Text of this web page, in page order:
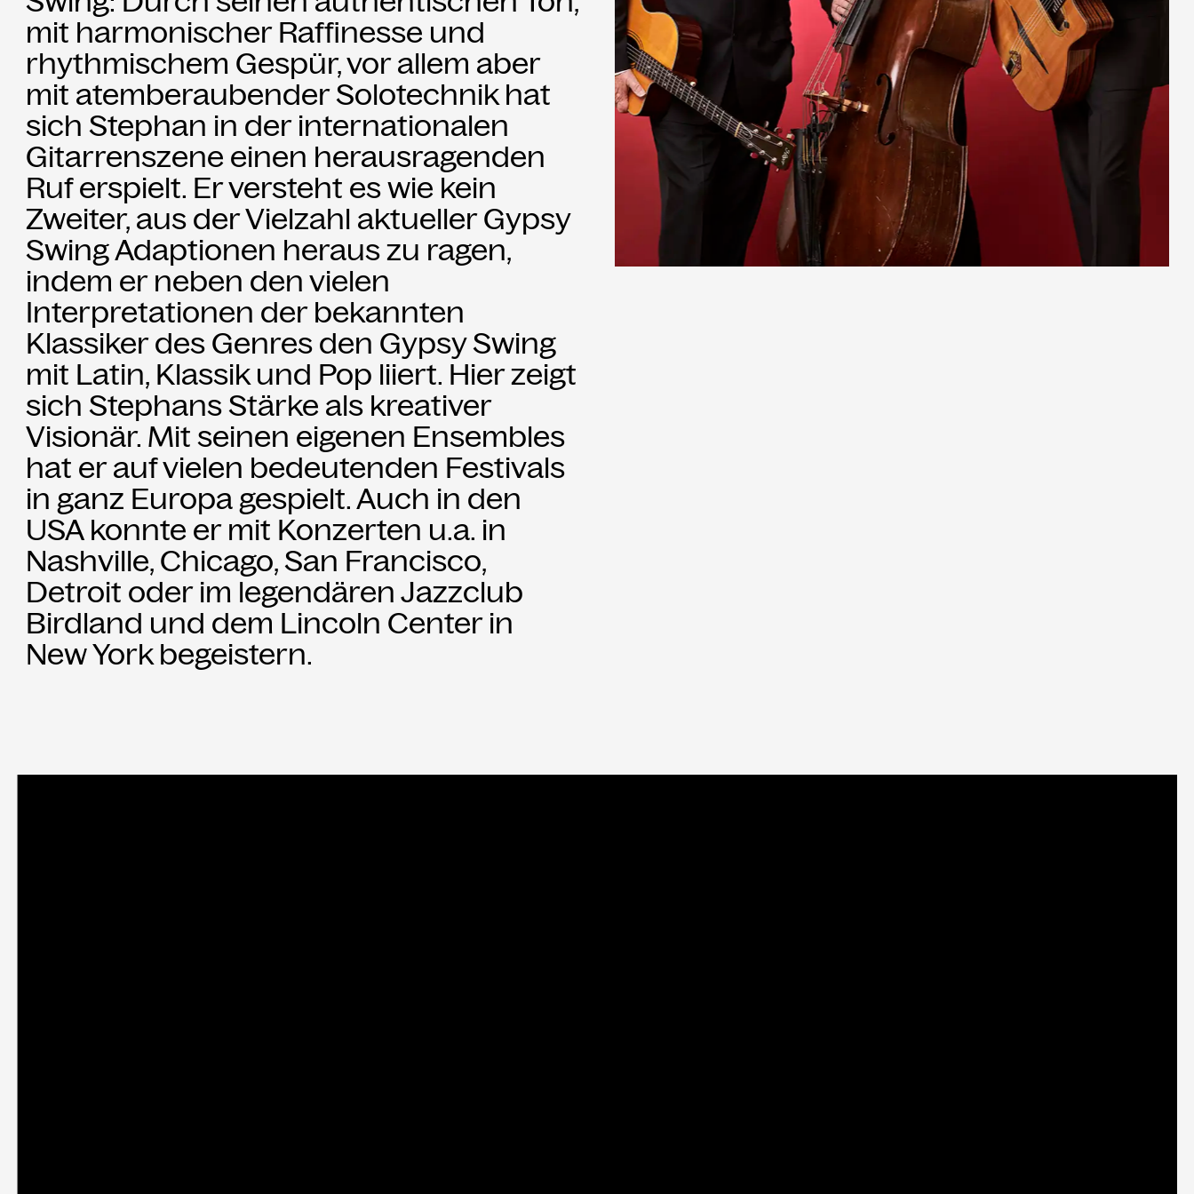
Partner
Aktuelles
Presse
Merch
Rückschau
mit harmonischer Raffinesse und
rhythmischem Gespür, vor allem aber
mit atemberaubender Solotechnik hat
sich Stephan in der internationalen
Gitarrenszene einen herausragenden
Ruf erspielt. Er versteht es wie kein
Zweiter, aus der Vielzahl aktueller Gypsy
Swing Adaptionen heraus zu ragen,
indem er neben den vielen
Interpretationen der bekannten
Klassiker des Genres den Gypsy Swing
mit Latin, Klassik und Pop liiert. Hier zeigt
sich Stephans Stärke als kreativer
Visionär. Mit seinen eigenen Ensembles
hat er auf vielen bedeutenden Festivals
in ganz Europa gespielt. Auch in den
USA konnte er mit Konzerten u.a. in
Nashville, Chicago, San Francisco,
Detroit oder im legendären Jazzclub
Birdland und dem Lincoln Center in
New York begeistern.